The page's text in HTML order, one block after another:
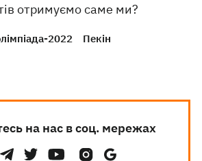
отримуємо саме ми?
2022
Пекін
на нас в соц. мережах